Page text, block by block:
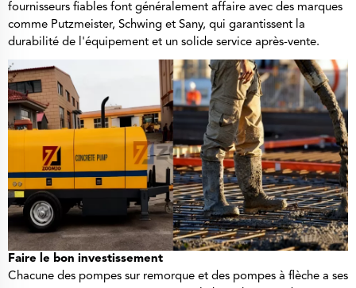
fournisseurs fiables font généralement affaire avec des marques
comme Putzmeister, Schwing et Sany, qui garantissent la
durabilité de l'équipement et un solide service après-vente.
Faire le bon investissement
Chacune des pompes sur remorque et des pompes à flèche a ses